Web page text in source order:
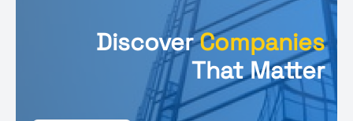
DiscoverCompanies
That Matter